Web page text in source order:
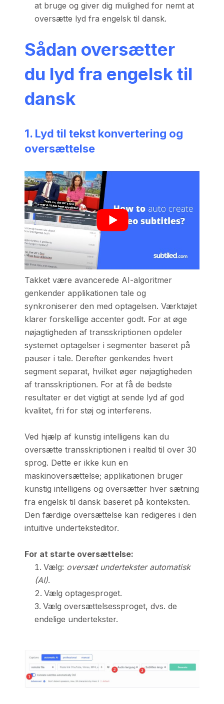
at bruge og giver dig mulighed for nemt at
oversætte lyd fra engelsk til dansk.
Sådan oversætter
du lyd fra engelsk til
dansk
1. Lyd til tekst konvertering og
oversættelse
Takket være avancerede AI-algoritmer
genkender applikationen tale og
synkroniserer den med optagelsen. Værktøjet
klarer forskellige accenter godt. For at øge
nøjagtigheden af transskriptionen opdeler
systemet optagelser i segmenter baseret på
pauser i tale. Derefter genkendes hvert
segment separat, hvilket øger nøjagtigheden
af transskriptionen. For at få de bedste
resultater er det vigtigt at sende lyd af god
kvalitet, fri for støj og interferens.
Ved hjælp af kunstig intelligens kan du
oversætte transskriptionen i realtid til over 30
sprog. Dette er ikke kun en
maskinoversættelse; applikationen bruger
kunstig intelligens og oversætter hver sætning
fra engelsk til dansk baseret på konteksten.
Den færdige oversættelse kan redigeres i den
intuitive underteksteditor.
For at starte oversættelse:
Vælg: oversæt undertekster automatisk
(AI).
Vælg optagesproget.
Vælg oversættelsessproget, dvs. de
endelige undertekster.